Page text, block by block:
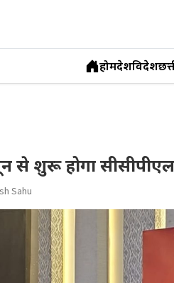
होमदेशविदेश
से शुरू होगा
Sahu